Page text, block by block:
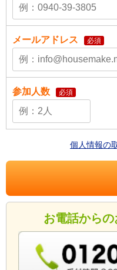
メールアドレス 必須
参加人数 必須
個人情報の
お電話から